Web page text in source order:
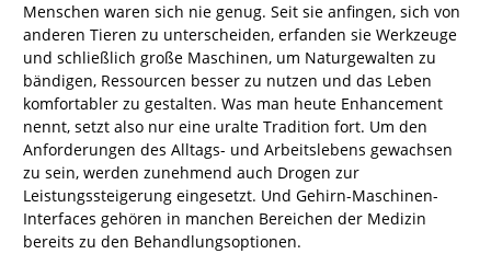
Menschen waren sich nie genug. Seit sie anfingen, sich von
anderen Tieren zu unterscheiden, erfanden sie Werkzeuge
und schließlich große Maschinen, um Naturgewalten zu
bändigen, Ressourcen besser zu nutzen und das Leben
komfortabler zu gestalten. Was man heute Enhancement
nennt, setzt also nur eine uralte Tradition fort. Um den
Anforderungen des Alltags- und Arbeitslebens gewachsen
zu sein, werden zunehmend auch Drogen zur
Leistungssteigerung eingesetzt. Und Gehirn-Maschinen-
Interfaces gehören in manchen Bereichen der Medizin
bereits zu den Behandlungsoptionen.